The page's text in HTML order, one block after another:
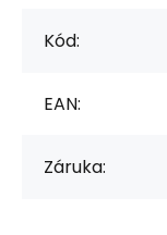
Kód:
EAN:
Záruka: